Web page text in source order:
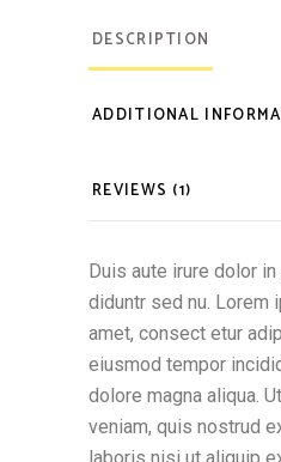
DESCRIPTION
ADDITIONAL
REVIEWS (1)
Duis aute irure dolor
diduntr sed nu. Lorem
amet, consect etur
eiusmod tempor
dolore magna aliqua.
veniam, quis nostrud